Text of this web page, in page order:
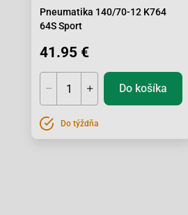
Pneumatika 140/70-12 K764
64S Sport
41.95 €
Do košíka
Do týždňa